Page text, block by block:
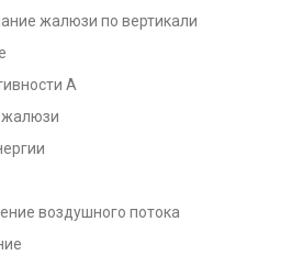
жалюзи по вертикали
А
воздушного потока